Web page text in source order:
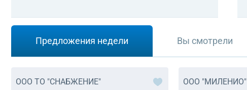
Предложения недели Вы смотрели
ООО ТО "СНАБЖЕНИЕ" ООО "МИЛЕНИО"